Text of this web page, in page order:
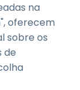
na
oferecem
sobre os
de